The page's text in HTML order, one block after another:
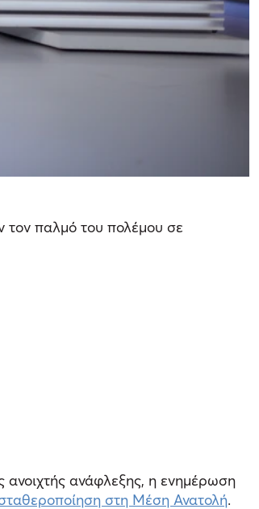
τον παλμό του πολέμου σε
ανοιχτής ανάφλεξης, η ενημέρωση
στη Μέση Ανατολή.